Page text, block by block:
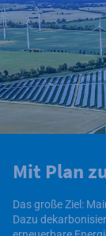
Mit Plan
Das große Ziel:
Dazu